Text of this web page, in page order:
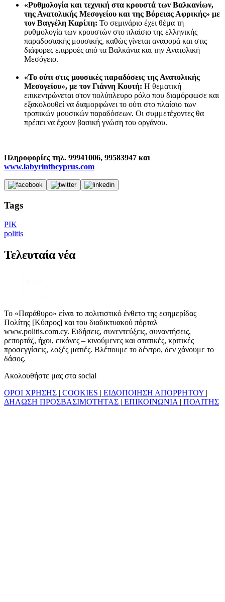
«Ρυθμολογία και τεχνική στα κρουστά των Βαλκανίων,
της Ανατολικής Μεσογείου και της Βόρειας Αφρικής» με
τον Βαγγέλη Καρίπη: Το σεμινάριο έχει θέμα τη
ρυθμολογία των κρουστών στο πλαίσιο της ελληνικής
παραδοσιακής μουσικής, καθώς γίνεται αναφορά και στις
διάφορες επιρροές από τα Βαλκάνια και την Ανατολική
Μεσόγειο.
«Το ούτι στις μουσικές παραδόσεις της Ανατολικής
Μεσογείου», με τον Γιάννη Κουτή: Η θεματική
επικεντρώνεται στον πολύπλευρο ρόλο που διαμόρφωσε και
εξακολουθεί να διαμορφώνει το ούτι στο πλαίσιο των
τροπικών μουσικών παραδόσεων. Οι συμμετέχοντες θα
πρέπει να έχουν βασική γνώση του οργάνου.
Πληροφορίες τηλ. 99941006, 99583947 και
www.labyrinthcyprus.com
Tags
ΡΙΚ
politis
Τελευταία νέα
Το «Παράθυρο» είναι το πολιτιστικό ένθετο της εφημερίδας
Πολίτης [Κύπρος] και του διαδικτυακού πόρταλ
www.politis.com.cy. Ειδήσεις, συνεντεύξεις, συναντήσεις,
ρεπορτάζ, ήχοι, εικόνες – κινούμενες και στατικές, κριτικές
προσεγγίσεις, λοξές ματιές. Βλέπουμε το δέντρο, δεν χάνουμε το
δάσος.
Ακολουθήστε μας στα social
ΟΡΟΙ ΧΡΗΣΗΣ | COOKIES | ΕΙΔΟΠΟΙΗΣΗ ΑΠΟΡΡΗΤΟΥ |
ΔΗΛΩΣΗ ΠΡΟΣΒΑΣΙΜΟΤΗΤΑΣ | ΕΠΙΚΟΙΝΩΝΙΑ | ΠΟΛΙΤΗΣ